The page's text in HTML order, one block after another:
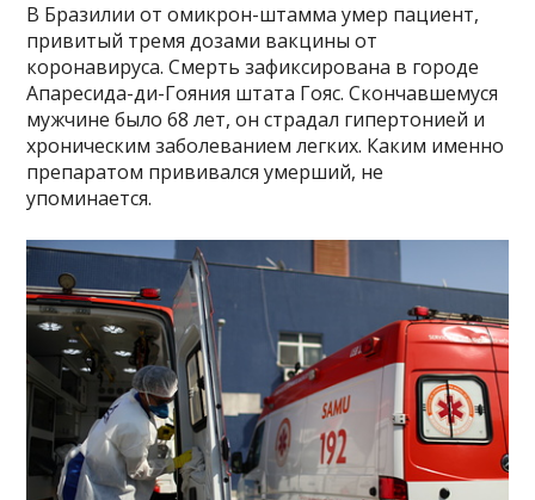
В Бразилии от омикрон-штамма умер пациент,
привитый тремя дозами вакцины от
коронавируса. Смерть зафиксирована в городе
Апаресида-ди-Гояния штата Гояс. Скончавшемуся
мужчине было 68 лет, он страдал гипертонией и
хроническим заболеванием легких. Каким именно
препаратом прививался умерший, не
упоминается.